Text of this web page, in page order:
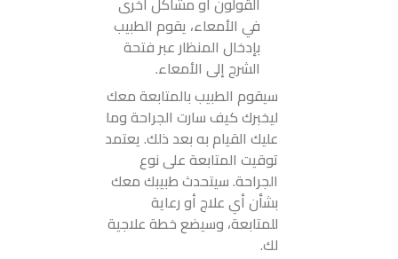
في الأمعاء، يقوم الطبيب
بإدخال المنظار عبر فتحة
الشرج إلى الأمعاء.
سيقوم الطبيب بالمتابعة معك
ليخبرك كيف سارت الجراحة وما
عليك القيام به بعد ذلك. يعتمد
توقيت المتابعة على نوع
الجراحة. سيتحدث طبيبك معك
بشأن أي علاج أو رعاية
للمتابعة، وسيضع خطة علاجية
لك.